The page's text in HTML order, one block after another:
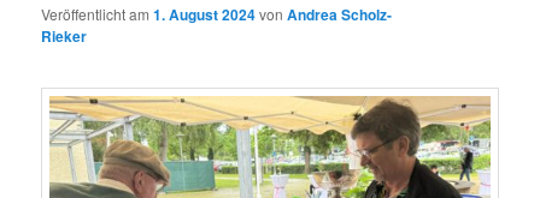
Veröffentlicht am1. August 2024vonAndrea Scholz-
Rieker